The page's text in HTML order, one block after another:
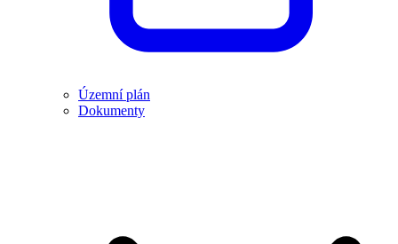
Územní plán
Dokumenty